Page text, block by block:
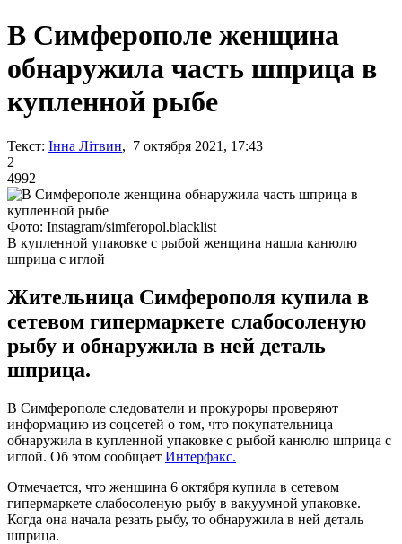
В Симферополе женщина
обнаружила часть шприца в
купленной рыбе
Текст: Інна Літвин, 7 октября 2021, 17:43
2
4992
Фото: Instagram/simferopol.blacklist
В купленной упаковке с рыбой женщина нашла канюлю
шприца с иглой
Жительница Симферополя купила в
сетевом гипермаркете слабосоленую
рыбу и обнаружила в ней деталь
шприца.
В Симферополе следователи и прокуроры проверяют
информацию из соцсетей о том, что покупательница
обнаружила в купленной упаковке с рыбой канюлю шприца с
иглой. Об этом сообщает Интерфакс.
Отмечается, что женщина 6 октября купила в сетевом
гипермаркете слабосоленую рыбу в вакуумной упаковке.
Когда она начала резать рыбу, то обнаружила в ней деталь
шприца.